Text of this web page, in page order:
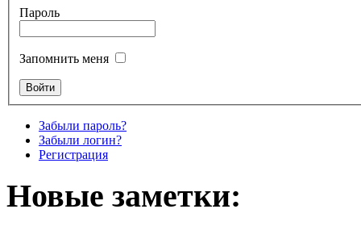
Пароль
Запомнить меня
Забыли пароль?
Забыли логин?
Регистрация
Новые заметки: